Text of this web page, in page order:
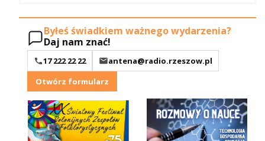
Byłeś świadkiem ważnego wydarzenia?
Daj nam znać!
17 222 22 22
antena@radio.rzeszow.pl
Otwórz formularz